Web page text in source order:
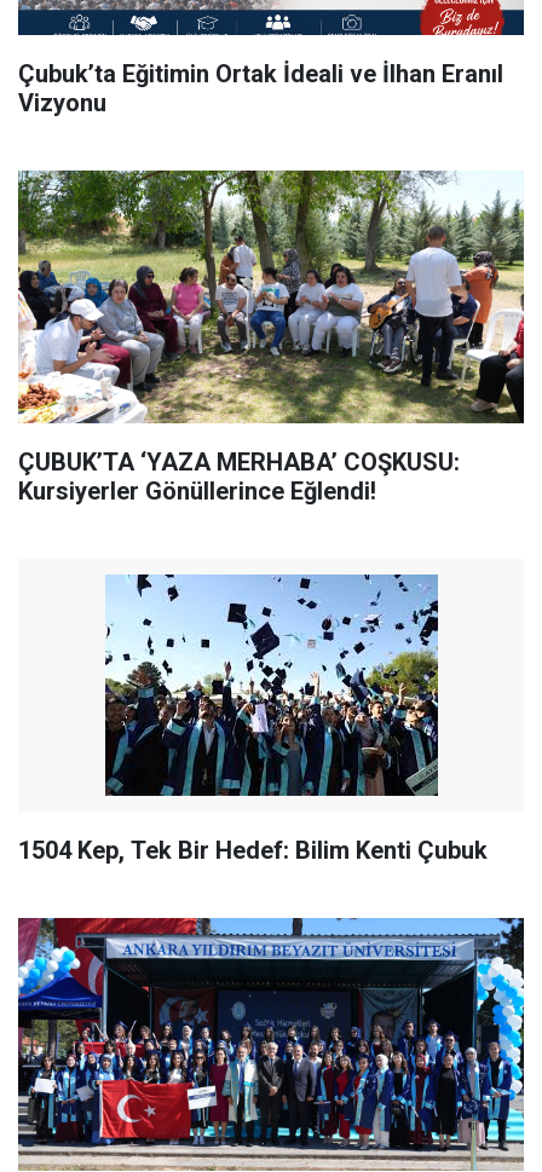
Çubuk’ta Eğitimin Ortak İdeali ve İlhan Eranıl
Vizyonu
ÇUBUK’TA ‘YAZA MERHABA’ COŞKUSU:
Kursiyerler Gönüllerince Eğlendi!
1504 Kep, Tek Bir Hedef: Bilim Kenti Çubuk